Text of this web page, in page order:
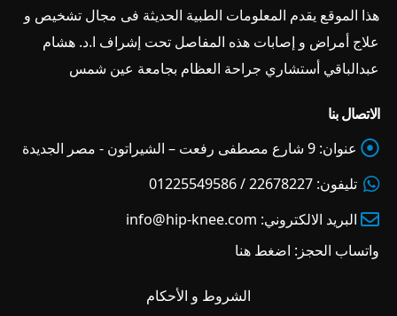
هذا الموقع يقدم المعلومات الطبية الحديثة فى مجال تشخيص و
علاج أمراض و إصابات هذه المفاصل تحت إشراف ا.د. هشام
عبدالباقي أستشاري جراحة العظام بجامعة عين شمس
الاتصال بنا
عنوان: 9 شارع مصطفى رفعت – الشيراتون - مصر الجديدة
تليفون: 22678227 / 01225549586
البريد الالكتروني: info@hip-knee.com
واتساب الحجز: اضغط هنا
الشروط و الأحكام